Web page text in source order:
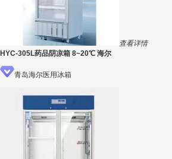
查看详情
HYC-305L药品阴凉箱 8~20℃ 海尔
青岛海尔医用冰箱